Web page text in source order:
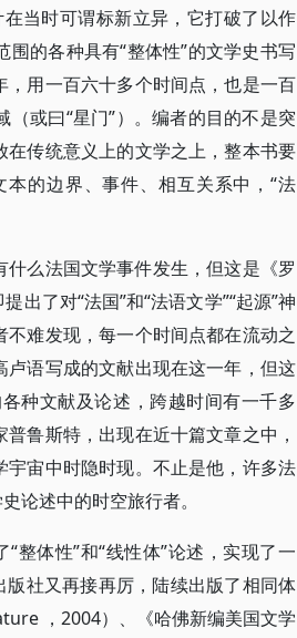
当时可谓标新立异，它打破了以作
的各种具有“整体性”的文学史书写
用一百六十多个时间点，也是一百
或曰“星门”）。编者的目的不是突
传统意义上的文学之上，整本书要
的边界、事件、相互关系中，“法
么法国文学事件发生，但这是《罗
出了对“法国”和“法语文学”“起源”神
难发现，每一个时间点都在流动之
语写成的文献出现在这一年，但这
种文献及论述，跨越时间有一千多
鲁斯特，出现在近十篇文章之中，
宙中时隐时现。不止是他，许多法
论述中的时空旅行者。
整体性”和“线性体”论述，实现了一
社又再接再厉，陆续出版了相同体
，2004）、《哈佛新编美国文学